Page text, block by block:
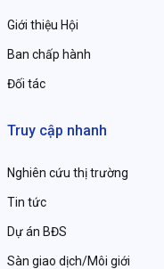
Giới thiệu Hội
Ban chấp hành
Đối tác
Truy cập nhanh
Nghiên cứu thị trường
Tin tức
Dự án BĐS
Sàn giao dịch/Môi giới